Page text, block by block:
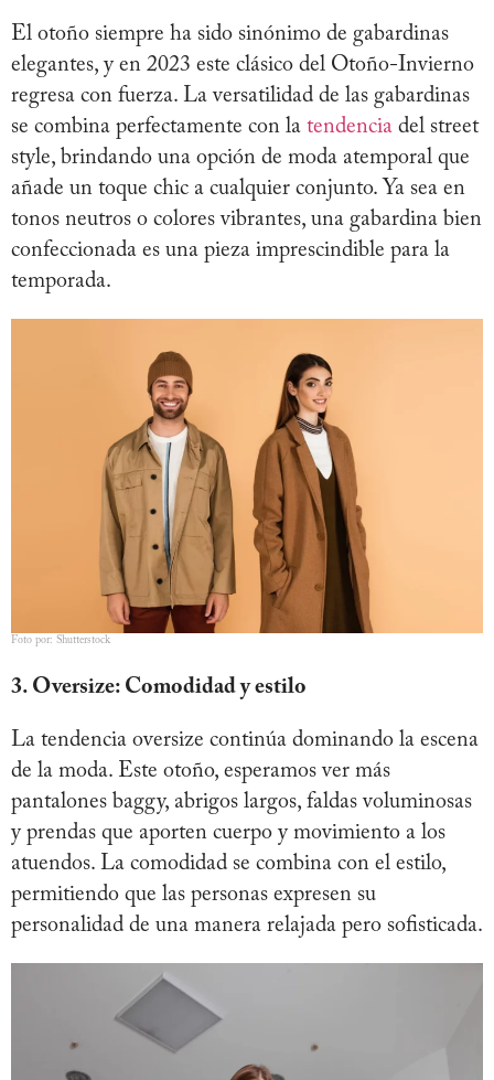
El otoño siempre ha sido sinónimo de gabardinas
elegantes, y en 2023 este clásico del Otoño-Invierno
regresa con fuerza. La versatilidad de las gabardinas
se combina perfectamente con la tendencia del street
style, brindando una opción de moda atemporal que
añade un toque chic a cualquier conjunto. Ya sea en
tonos neutros o colores vibrantes, una gabardina bien
confeccionada es una pieza imprescindible para la
temporada.
Foto por: Shutterstock
3. Oversize: Comodidad y estilo
La tendencia oversize continúa dominando la escena
de la moda. Este otoño, esperamos ver más
pantalones baggy, abrigos largos, faldas voluminosas
y prendas que aporten cuerpo y movimiento a los
atuendos. La comodidad se combina con el estilo,
permitiendo que las personas expresen su
personalidad de una manera relajada pero sofisticada.